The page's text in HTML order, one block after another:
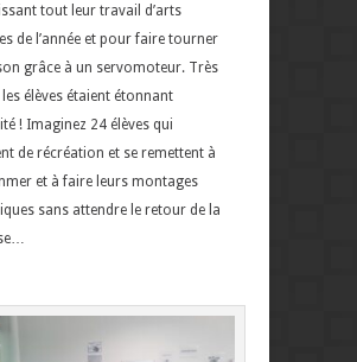
tout leur travail d’arts
de l’année et pour faire tourner
grâce à un servomoteur. Très
élèves étaient étonnant
! Imaginez 24 élèves qui
de récréation et se remettent à
et à faire leurs montages
sans attendre le retour de la